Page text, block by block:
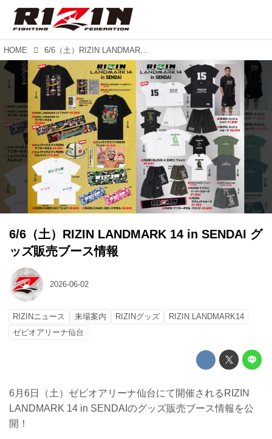
HOME 6/6（土）RIZIN LANDMARK 14 in SENDAI グッズ販売ブース情報
6/6（土）RIZIN LANDMARK 14 in SENDAI グ
ッズ販売ブース情報
2026-06-02
RIZINニュース 来場案内 RIZINグッズ
RIZIN LANDMARK14
ゼビオアリーナ仙台
6月6日（土）ゼビオアリーナ仙台にて開催されるRIZIN
LANDMARK 14 in SENDAIのグッズ販売ブース情報を公
開！